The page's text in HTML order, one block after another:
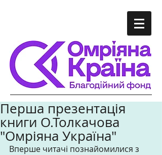
Перша презентація
книги О.Толкачова
"Омріяна Україна"
Вперше читачі познайомилися з